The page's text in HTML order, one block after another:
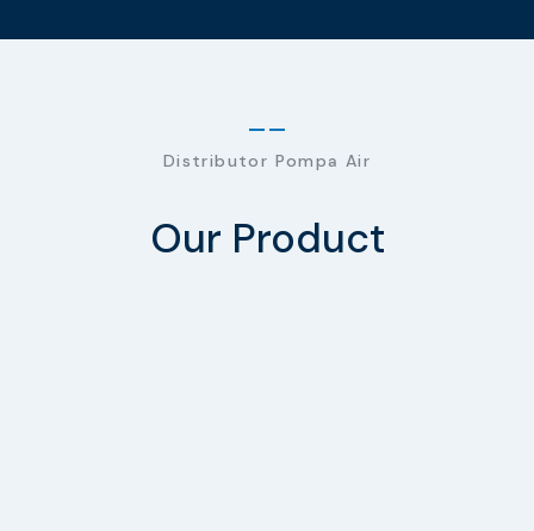
Distributor Pompa Air
Our Product